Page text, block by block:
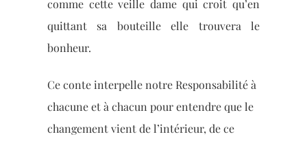
comme cette veille dame qui croit qu’en
quittant sa bouteille elle trouvera le
bonheur.
Ce conte interpelle notre Responsabilité à
chacune et à chacun pour entendre que le
changement vient de l’intérieur, de ce